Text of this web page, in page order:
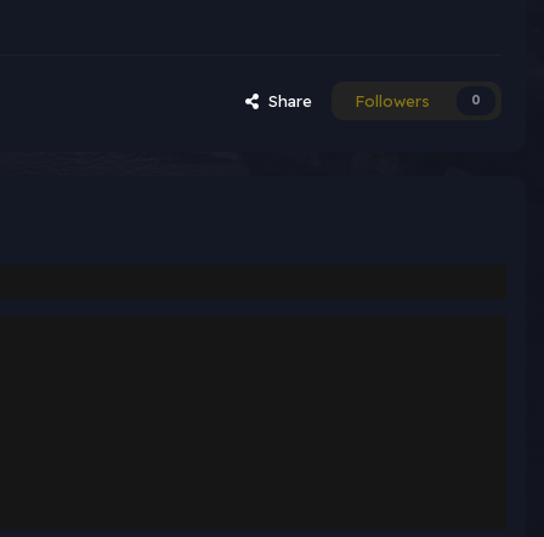
Share Followers 0